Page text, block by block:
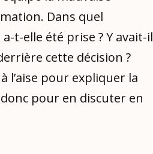
Dans quel
t-elle été prise ? Y avait-il
cette décision ?
l’aise pour expliquer la
pour en discuter en